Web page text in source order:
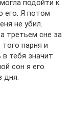
подойти к
его. Я потом
не убил.
третьем сне за
парня и
тебя значит
сон я его
дня.